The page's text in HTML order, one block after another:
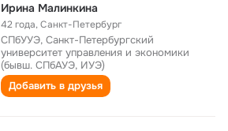
Ирина Малинкина
42 года,Санкт-Петербург
СПбУУЭ, Санкт-Петербургский
университет управления и экономики
(бывш. СПбАУЭ, ИУЭ)
Добавить в друзья